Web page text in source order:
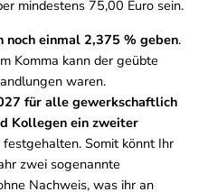
mindestens 75,00 Euro sein.
einmal 2,375 % geben.
Komma kann der geübte
waren.
für alle gewerkschaftlich
Kollegen ein zweiter
Somit könnt Ihr
zwei sogenannte
Nachweis, was ihr an